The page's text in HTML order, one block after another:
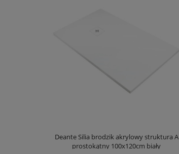
Deante Silia brodzik akrylowy struktura A
prostokątny 100x120cm biały